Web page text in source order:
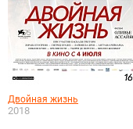
Двойная жизнь
2018